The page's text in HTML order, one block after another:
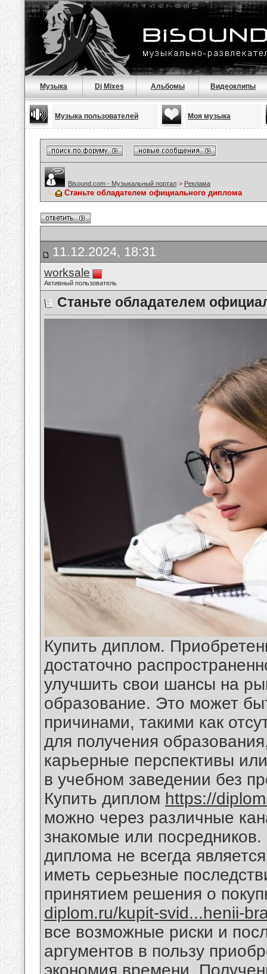
Музыка Dj Mixes Альбомы Видеоклипы
Музыка пользователей Моя музыка
Bisound.com - Музыкальный портал > Реклама
Станьте обладателем официального диплома
11.12.2024, 18:31
worksale
Активный пользователь
Станьте обладателем
Купить диплом.
достаточно
улучшить свои шансы на
образование. Это может
причинами, такими как
для получения
карьерные перспективы
в учебном заведении без
Купить диплом https://
можно через различные
знакомые или
диплома не всегда
иметь серьезные
принятием решения о
diplom.ru/kupit-svid...henii-
все возможные риски и
аргументов в пользу